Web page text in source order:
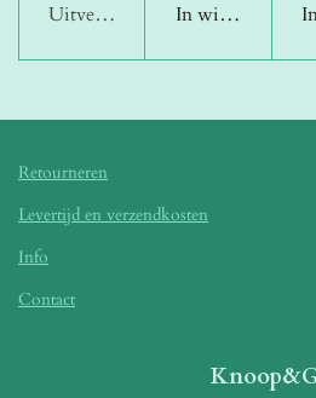
Uitverkocht In winkelwagen
Retourneren
Levertijd en verzendkosten
Info
Contact